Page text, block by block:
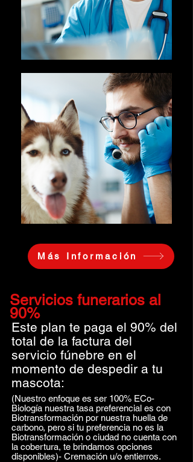
Más Información
Servicios funerarios al
90%
Este plan te paga el 90% del
total de la factura del
servicio fúnebre en el
momento de despedir a tu
mascota:
(Nuestro enfoque es ser 100% ECo-
Biología nuestra tasa preferencial es con
Biotransformación por nuestra huella de
carbono, pero si tu preferencia no es la
Biotransformación o ciudad no cuenta con
la cobertura, te brindamos opciones
disponibles)- Cremación u/o entierros.